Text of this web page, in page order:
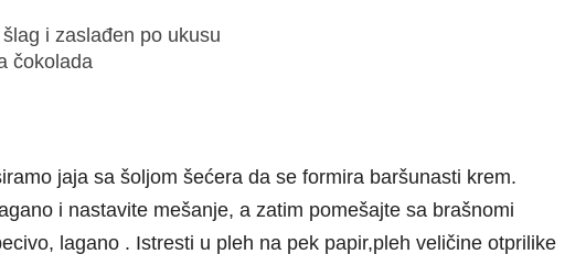
i zaslađen po ukusu
čokolada
jaja sa šoljom šećera da se formira baršunasti krem.
i nastavite mešanje, a zatim pomešajte sa brašnomi
lagano . Istresti u pleh na pek papir,pleh veličine otprilike